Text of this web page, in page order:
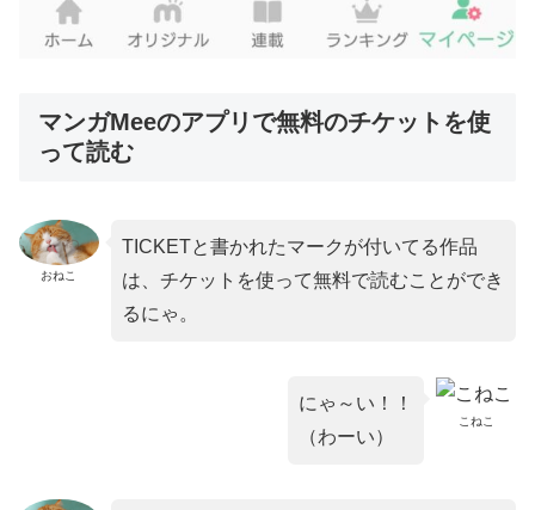
マンガMeeのアプリで無料のチケットを使
って読む
おねこ
TICKETと書かれたマークが付いてる作品
は、チケットを使って無料で読むことができ
るにゃ。
こねこ
にゃ～い！！
（わーい）